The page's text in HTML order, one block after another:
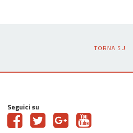
TORNA SU
Seguici su